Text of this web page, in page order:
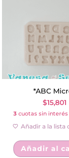
*ABC
$15,801
3 cuotas sin
Añadir a la lista
Añadir al